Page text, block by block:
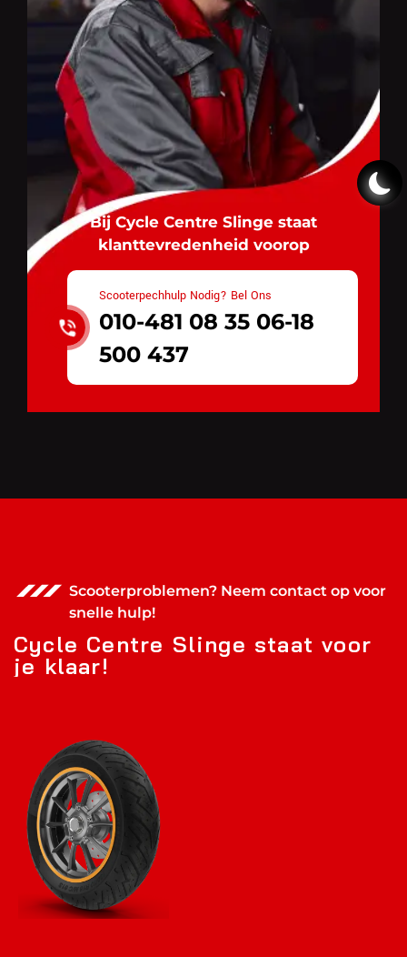
Bij Cycle Centre Slinge staat
klanttevredenheid voorop
Scooterpechhulp Nodig? Bel Ons
010-481 08 35 06-18
500 437
Scooterproblemen? Neem contact op voor
snelle hulp!
Cycle Centre Slinge staat voor
je klaar!